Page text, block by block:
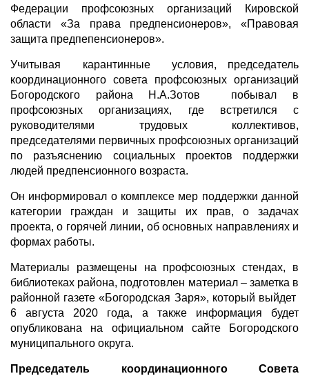
Федерации профсоюзных организаций Кировской
области «За права предпенсионеров», «Правовая
защита предпепенсионеров».
Учитывая карантинные условия, председатель
координационного совета профсоюзных организаций
Богородского района Н.А.Зотов побывал в
профсоюзных организациях, где встретился с
руководителями трудовых коллективов,
председателями первичных профсоюзных организаций
по разъяснению социальных проектов поддержки
людей предпенсионного возраста.
Он информировал о комплексе мер поддержки данной
категории граждан и защиты их прав, о задачах
проекта, о горячей линии, об основных направлениях и
формах работы.
Материалы размещены на профсоюзных стендах, в
библиотеках района, подготовлен материал – заметка в
районной газете «Богородская Заря», который выйдет
6 августа 2020 года, а также информация будет
опубликована на официальном сайте Богородского
муниципального округа.
Председатель координационного Совета